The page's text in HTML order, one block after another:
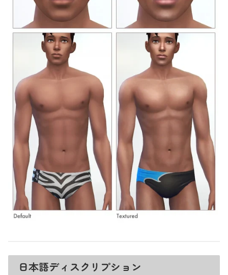
日本語ディスクリプション